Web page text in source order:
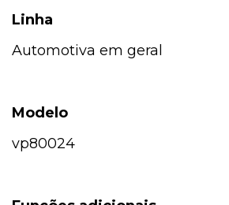
Linha
Automotiva em geral
Modelo
vp80024